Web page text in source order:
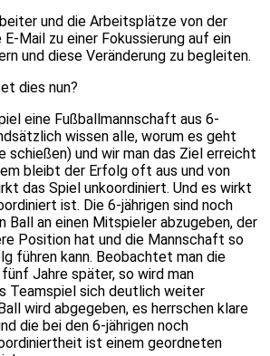
und die Arbeitsplätze von der
Mail zu einer Fokussierung auf ein
und diese Veränderung zu begleiten.
dies nun?
eine Fußballmannschaft aus 6-
wissen alle, worum es geht
schießen) und wir man das Ziel erreicht
bleibt der Erfolg oft aus und von
das Spiel unkoordiniert. Und es wirkt
ist. Die 6-jährigen sind noch
Ball an einen Mitspieler abzugeben, der
Position hat und die Mannschaft so
führen kann. Beobachtet man die
Jahre später, so wird man
Teamspiel sich deutlich weiter
wird abgegeben, es herrschen klare
die bei den 6-jährigen noch
ist einem geordneten